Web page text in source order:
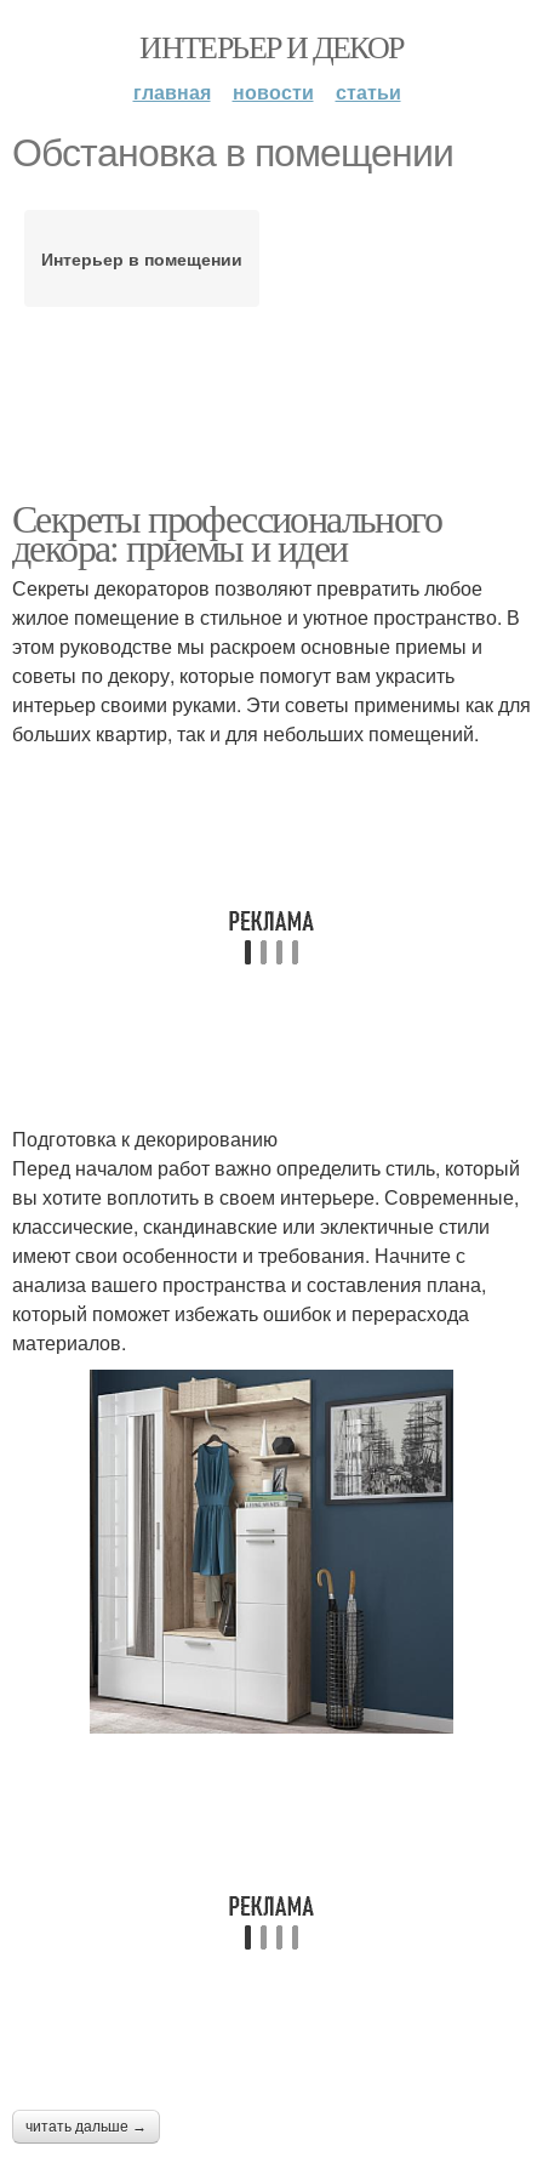
ИНТЕРЬЕР И ДЕКОР
главная новости статьи
Обстановка в помещении
Интерьер в помещении
Секреты профессионального
декора: приемы и идеи
Секреты декораторов позволяют превратить любое
жилое помещение в стильное и уютное пространство. В
этом руководстве мы раскроем основные приемы и
советы по декору, которые помогут вам украсить
интерьер своими руками. Эти советы применимы как для
больших квартир, так и для небольших помещений.
Подготовка к декорированию
Перед началом работ важно определить стиль, который
вы хотите воплотить в своем интерьере. Современные,
классические, скандинавские или эклектичные стили
имеют свои особенности и требования. Начните с
анализа вашего пространства и составления плана,
который поможет избежать ошибок и перерасхода
материалов.
читать дальше →